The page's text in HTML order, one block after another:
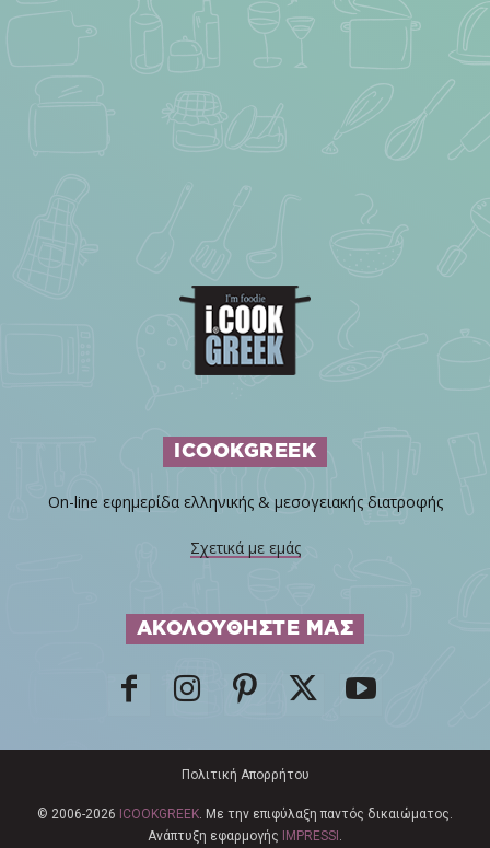
ICOOKGREEK
On-line εφημερίδα ελληνικής & μεσογειακής διατροφής
Σχετικά με εμάς
ΑΚΟΛΟΥΘΗΣΤΕ ΜΑΣ
Πολιτική Απορρήτου
© 2006-2026 ICOOKGREEK . Με την επιφύλαξη παντός δικαιώματος.
Ανάπτυξη εφαρμογής IMPRESSI